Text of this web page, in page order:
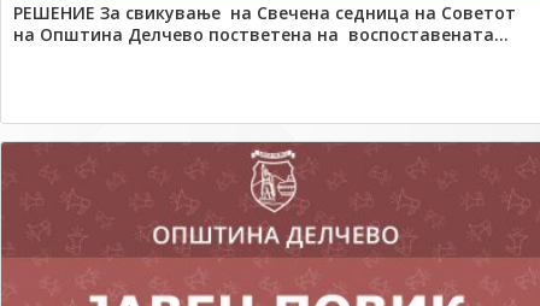
РЕШЕНИЕ За свикување на Свечена седница на Советот
на Општина Делчево постветена на воспоставената...